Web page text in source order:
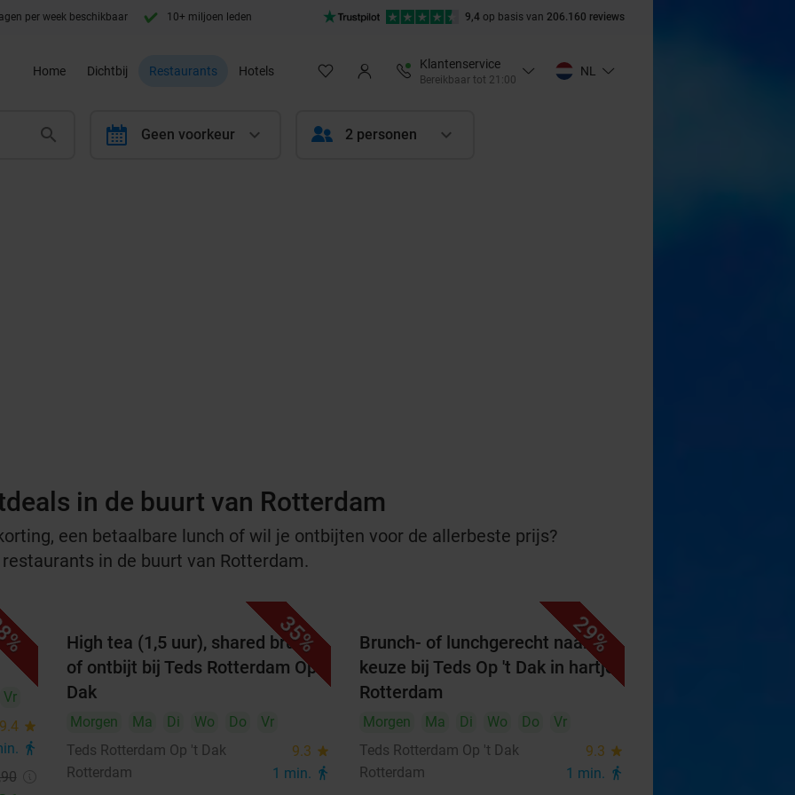
per week beschikbaar 10+ miljoen leden 9,4 op basis van 206.160 reviews
Home Dichtbij Restaurants Hotels
Klantenservice
Bereikbaar tot 21:00
NL
calendar Geen voorkeur 2 personen
in de buurt van Rotterdam
een betaalbare lunch of wil je ontbijten voor de allerbeste prijs?
in de buurt van Rotterdam.
Vr
9.4 star
directions_walk
35%
High tea (1,5 uur), shared brunch
of ontbijt bij Teds Rotterdam Op 't
Dak
Morgen Ma Di Wo Do
Vr
Teds Rotterdam Op 't Dak
9.3 star
Rotterdam 1 min. directions_walk
29%
Brunch- of lunchgerecht naar
keuze bij Teds Op 't Dak in hartje
Rotterdam
Morgen Ma Di Wo Do
Vr
Teds Rotterdam Op 't Dak
9.3 star
Rotterdam 1 min. directions_walk